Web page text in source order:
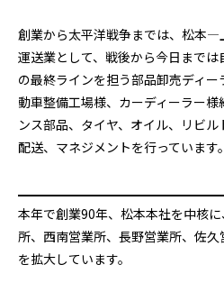
創業から太平洋戦争までは、松本―
運送業として、戦後から今日まで
の最終ラインを担う部品卸売ディ
動車整備工場様、カーディーラー
ンス部品、タイヤ、オイル、リビル
配送、マネジメントを行っています。
本年で創業90年、松本本社を中核
所、西南営業所、長野営業所、佐
を拡大しています。